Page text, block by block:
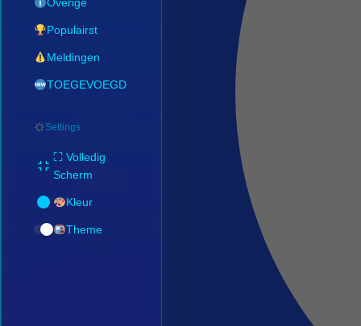
Overige
Populairst
Meldingen
TOEGEVOEGD
Settings
⛶ Volledig
Scherm
Kleur
Theme